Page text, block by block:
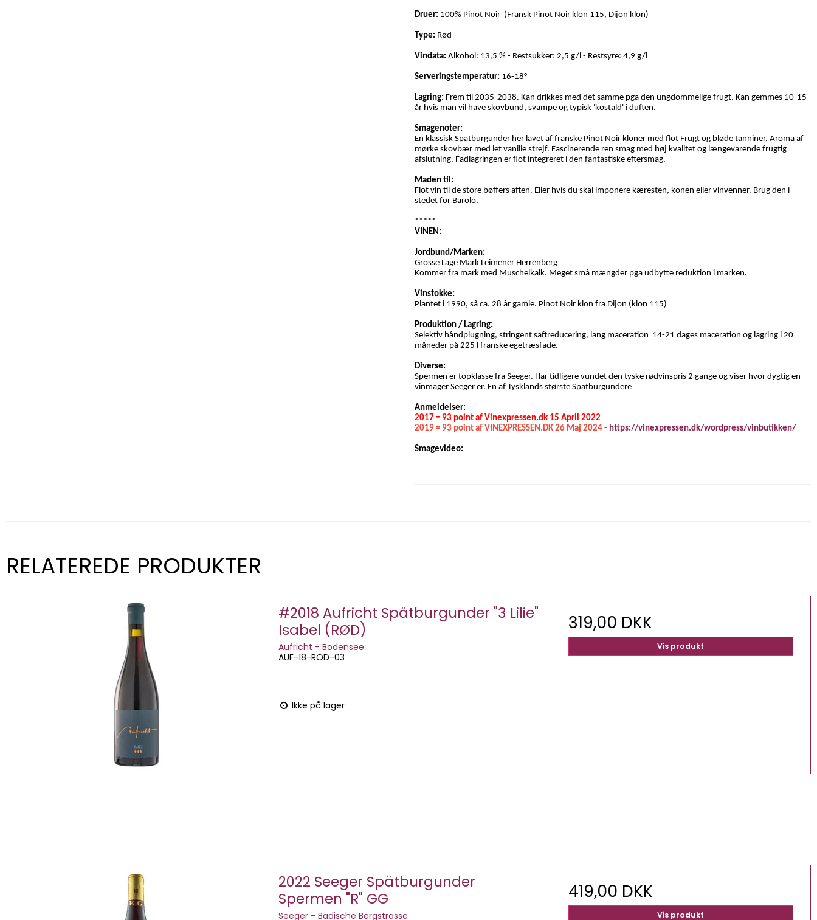
Druer: 100% Pinot Noir (Fransk Pinot Noir klon 115, Dijon klon)
Type: Rød
Vindata: Alkohol: 13,5 % - Restsukker: 2,5 g/l - Restsyre: 4,9 g/l
Serveringstemperatur: 16-18°
Lagring: Frem til 2035-2038. Kan drikkes med det samme pga den ungdommelige frugt. Kan gemmes 10-15
år hvis man vil have skovbund, svampe og typisk 'kostald' i duften.
Smagenoter:
En klassisk Spätburgunder her lavet af franske Pinot Noir kloner med flot Frugt og bløde tanniner. Aroma af
mørke skovbær med let vanilie strejf. Fascinerende ren smag med høj kvalitet og længevarende frugtig
afslutning. Fadlagringen er flot integreret i den fantastiske eftersmag.
Maden til:
Flot vin til de store bøffers aften. Eller hvis du skal imponere kæresten, konen eller vinvenner. Brug den i
stedet for Barolo.
*****
VINEN:
Jordbund/Marken:
Grosse Lage Mark Leimener Herrenberg
Kommer fra mark med Muschelkalk. Meget små mængder pga udbytte reduktion i marken.
Vinstokke:
Plantet i 1990, så ca. 28 år gamle. Pinot Noir klon fra Dijon (klon 115)
Produktion / Lagring:
Selektiv håndplugning, stringent saftreducering, lang maceration 14-21 dages maceration og lagring i 20
måneder på 225 l franske egetræsfade.
Diverse:
Spermen er topklasse fra Seeger. Har tidligere vundet den tyske rødvinspris 2 gange og viser hvor dygtig en
vinmager Seeger er. En af Tysklands største Spätburgundere
Anmeldelser:
2017 = 93 point af Vinexpressen.dk 15 April 2022
2019 = 93 point af VINEXPRESSEN.DK 26 Maj 2024 - https://vinexpressen.dk/wordpress/vinbutikken/
Smagevideo:
RELATEREDE PRODUKTER
#2018 Aufricht Spätburgunder "3 Lilie"
Isabel (RØD)
Aufricht - Bodensee
AUF-18-ROD-03
Ikke på lager
319,00 DKK
Vis produkt
2022 Seeger Spätburgunder
Spermen "R" GG
Seeger - Badische Bergstrasse
419,00 DKK
Vis produkt